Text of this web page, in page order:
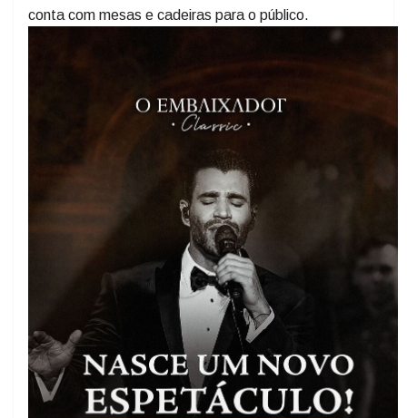
inesquecível e uma experiência única, o cantor vai
surpreender os fãs, com a mescla de ritmos e harmonia e
tudo isso com muito conforto, já que o formato da festa